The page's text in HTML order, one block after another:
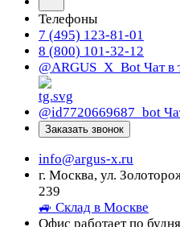
Телефоны
7 (495) 123-81-01
8 (800) 101-32-12
@ARGUS_X_Bot Чат в
@id7720669687_bot
Заказать звонок
info@argus-x.ru
г. Москва, ул.
239
🚙 Склад в Москве
Офис работает по